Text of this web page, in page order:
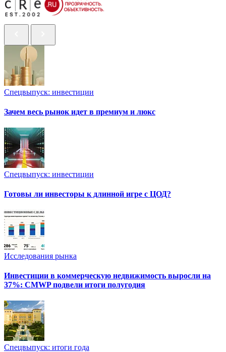
Спецвыпуск: инвестиции
Зачем весь рынок идет в премиум и люкс
Спецвыпуск: инвестиции
Готовы ли инвесторы к длинной игре с ЦОД?
Исследования рынка
Инвестиции в коммерческую недвижимость выросли на
37%: CMWP подвели итоги полугодия
Спецвыпуск: итоги года